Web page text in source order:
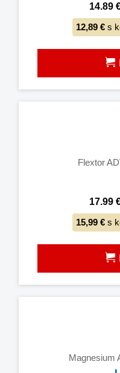
14.89
12,89 € s
Flextor
17.99
15,99 € s
Magnesium